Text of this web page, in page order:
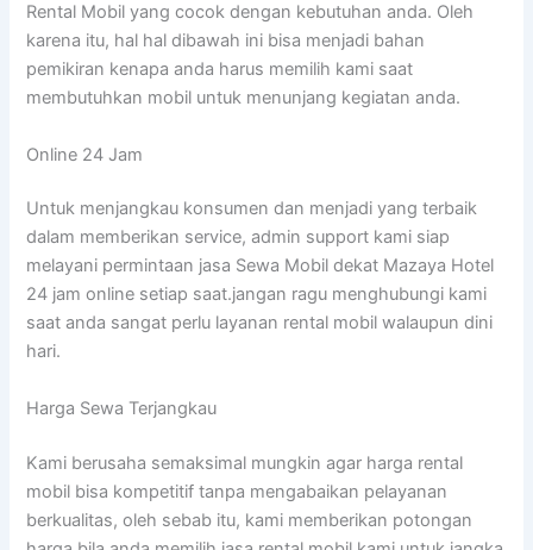
Rental Mobil yang cocok dengan kebutuhan anda. Oleh
karena itu, hal hal dibawah ini bisa menjadi bahan
pemikiran kenapa anda harus memilih kami saat
membutuhkan mobil untuk menunjang kegiatan anda.
Online 24 Jam
Untuk menjangkau konsumen dan menjadi yang terbaik
dalam memberikan service, admin support kami siap
melayani permintaan jasa Sewa Mobil dekat Mazaya Hotel
24 jam online setiap saat.jangan ragu menghubungi kami
saat anda sangat perlu layanan rental mobil walaupun dini
hari.
Harga Sewa Terjangkau
Kami berusaha semaksimal mungkin agar harga rental
mobil bisa kompetitif tanpa mengabaikan pelayanan
berkualitas, oleh sebab itu, kami memberikan potongan